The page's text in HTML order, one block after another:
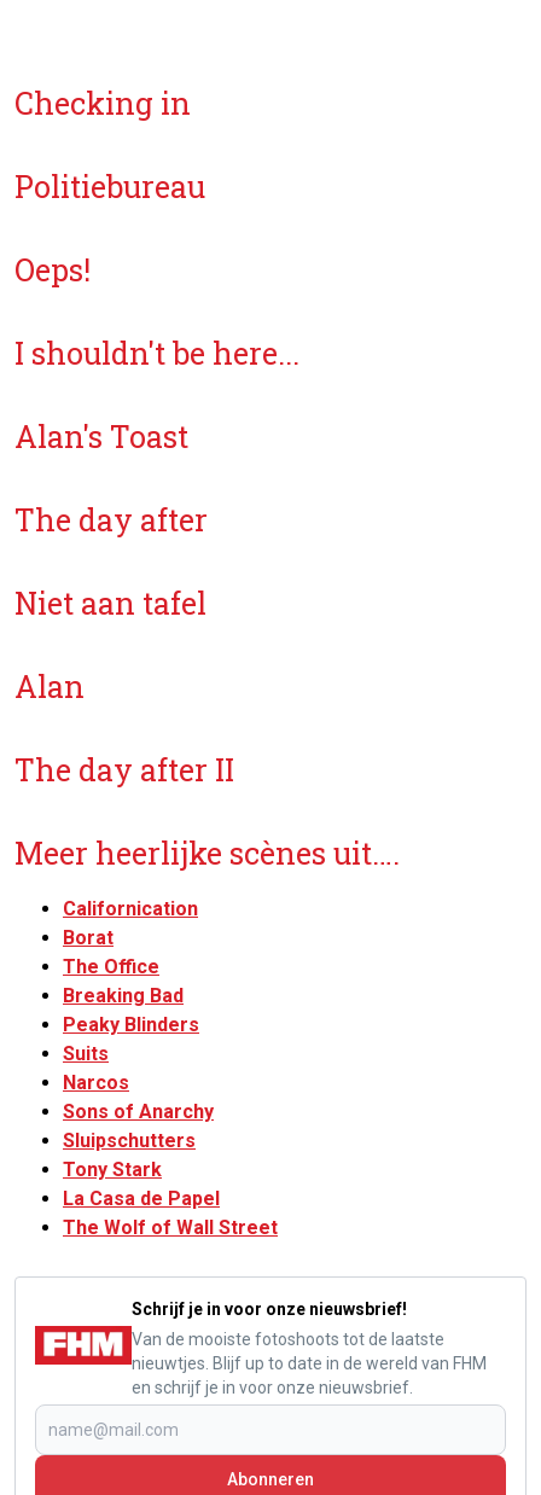
Checking in
Politiebureau
Oeps!
I shouldn't be here...
Alan's Toast
The day after
Niet aan tafel
Alan
The day after II
Meer heerlijke scènes uit….
Californication
Borat
The Office
Breaking Bad
Peaky Blinders
Suits
Narcos
Sons of Anarchy
Sluipschutters
Tony Stark
La Casa de Papel
The Wolf of Wall Street
Schrijf je in voor onze nieuwsbrief!
Van de mooiste fotoshoots tot de laatste
nieuwtjes. Blijf up to date in de wereld van FHM
en schrijf je in voor onze nieuwsbrief.
Abonneren